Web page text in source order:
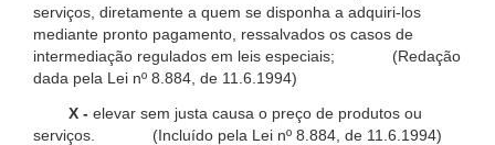
serviços, diretamente a quem se disponha a adquiri-los
mediante pronto pagamento, ressalvados os casos de
intermediação regulados em leis especiais; (Redação
dada pela Lei nº 8.884, de 11.6.1994)
X - elevar sem justa causa o preço de produtos ou
serviços. (Incluído pela Lei nº 8.884, de 11.6.1994)